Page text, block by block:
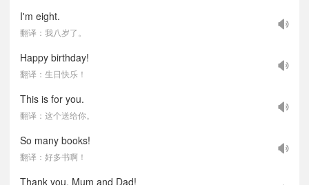
I'm eight.
翻译：我八岁了。
Happy birthday!
翻译：生日快乐！
This is for you.
翻译：这个送给你。
So many books!
翻译：好多书啊！
Thank you, Mum and Dad!